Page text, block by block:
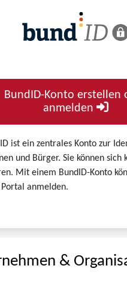
BundID-Konto erstellen
anmelden
ist ein zentrales Konto zur
und Bürger. Sie können sich
Mit einem BundID-Konto
anmelden.
&